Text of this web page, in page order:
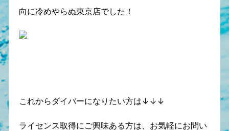
向に冷めやらぬ東京店でした！
これからダイバーになりたい方は↓↓↓
ライセンス取得にご興味ある方は、お気軽にお問い